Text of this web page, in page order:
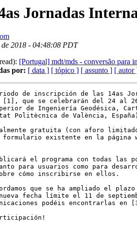
Jornadas
2018 - 04:48:08 PDT
[Portugal] mdt/mds - conversão para
por: [ data ] [ tópico ] [ assunto ] [ autor
de inscripción de las 14as
[1], que se celebrarán del 24 al
de Ingeniería Geodésica,
Politècnica de València,
gratuita (con aforo
existente en la página
el programa con todas las
para usuarios como para
cómo inscribirse en ellos.
que se ha ampliado el
fecha límite el 11 de
podéis encontrarlas en